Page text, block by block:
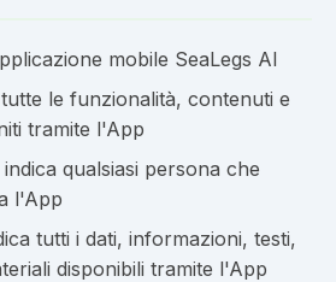
mobile SeaLegs AI
le funzionalità, contenuti e
tramite l'App
qualsiasi persona che
l'App
tutti i dati, informazioni, testi,
disponibili tramite l'App